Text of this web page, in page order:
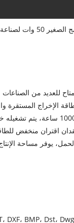
نقش المعادن